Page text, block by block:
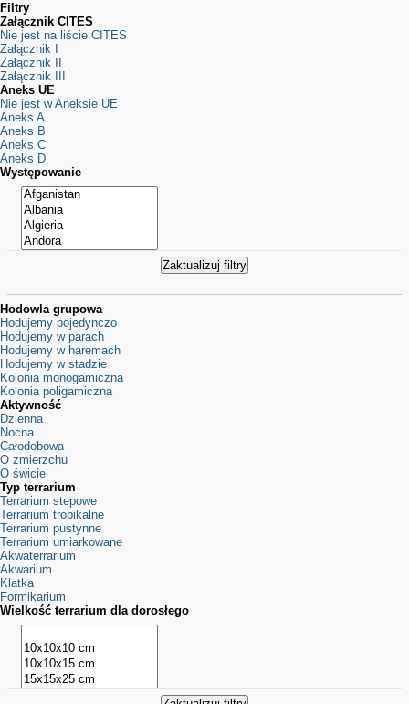
Filtry
Załącznik CITES
Nie jest na liście CITES
Załącznik I
Załącznik II
Załącznik III
Aneks UE
Nie jest w Aneksie UE
Aneks A
Aneks B
Aneks C
Aneks D
Występowanie
Hodowla grupowa
Hodujemy pojedynczo
Hodujemy w parach
Hodujemy w haremach
Hodujemy w stadzie
Kolonia monogamiczna
Kolonia poligamiczna
Aktywność
Dzienna
Nocna
Całodobowa
O zmierzchu
O świcie
Typ terrarium
Terrarium stepowe
Terrarium tropikalne
Terrarium pustynne
Terrarium umiarkowane
Akwaterrarium
Akwarium
Klatka
Formikarium
Wielkość terrarium dla dorosłego